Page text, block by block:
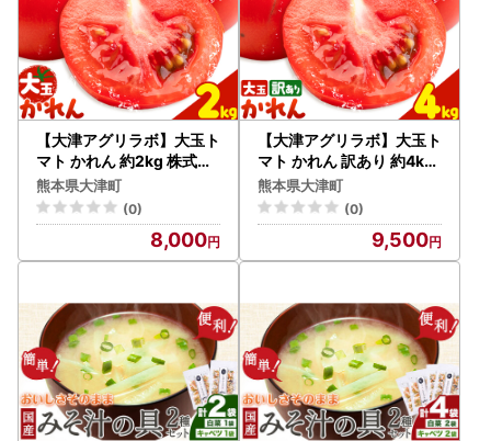
【大津アグリラボ】大玉ト
マト かれん 約2kg 株式会
社中九州クボタ《10月上
旬-6月下旬頃出荷》熊本
県 大津町 トマト 大玉 野菜
熊本県大津町
(0)
8,000
【大津アグリラボ】大玉ト
マト かれん 訳あり 約4kg
株式会社中九州クボタ《1
0月上旬-6月下旬頃出荷》
熊本県 大津町 トマト 大玉
野菜 訳アリ ご家庭用 傷あ
り サイズ 不揃い 規格外
熊本県大津町
(0)
9,500